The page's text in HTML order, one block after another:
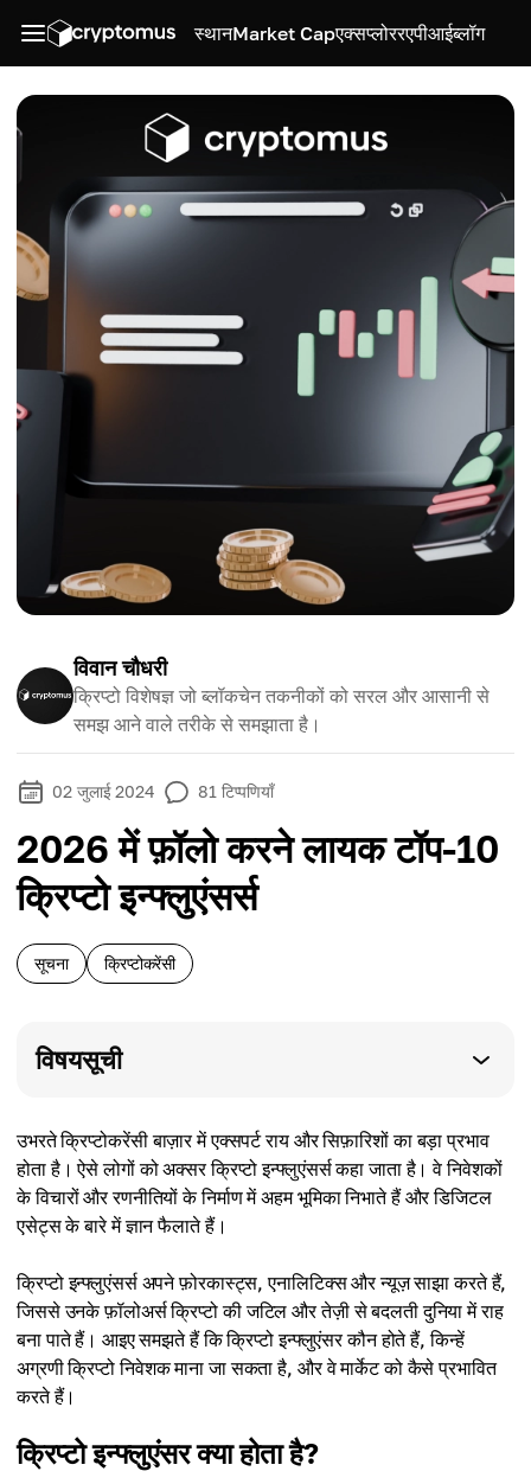
स्थानMarket Capएक्सप्लोररएपीआईब्लॉग
विवान चौधरी
क्रिप्टो विशेषज्ञ जो ब्लॉकचेन तकनीकों को सरल और आसानी से
समझ आने वाले तरीके से समझाता है।
02 जुलाई 2024 81 टिप्पणियाँ
2026 में फ़ॉलो करने लायक टॉप-10
क्रिप्टो इन्फ्लुएंसर्स
सूचना क्रिप्टोकरेंसी
विषयसूची
उभरते क्रिप्टोकरेंसी बाज़ार में एक्सपर्ट राय और सिफ़ारिशों का बड़ा प्रभाव
होता है। ऐसे लोगों को अक्सर क्रिप्टो इन्फ्लुएंसर्स कहा जाता है। वे निवेशकों
के विचारों और रणनीतियों के निर्माण में अहम भूमिका निभाते हैं और डिजिटल
एसेट्स के बारे में ज्ञान फैलाते हैं।
क्रिप्टो इन्फ्लुएंसर्स अपने फ़ोरकास्ट्स, एनालिटिक्स और न्यूज़ साझा करते हैं,
जिससे उनके फ़ॉलोअर्स क्रिप्टो की जटिल और तेज़ी से बदलती दुनिया में राह
बना पाते हैं। आइए समझते हैं कि क्रिप्टो इन्फ्लुएंसर कौन होते हैं, किन्हें
अग्रणी क्रिप्टो निवेशक माना जा सकता है, और वे मार्केट को कैसे प्रभावित
करते हैं।
क्रिप्टो इन्फ्लुएंसर क्या होता है?